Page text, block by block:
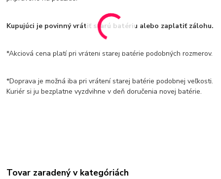
Kupujúci je povinný vrátiť starú batériu alebo zaplatiť zálohu.
*Akciová cena platí pri vrátení starej batérie podobných rozmerov.
*Doprava je možná iba pri vrátení starej batérie podobnej veľkosti.
Kuriér si ju bezplatne vyzdvihne v deň doručenia novej batérie.
Tovar zaradený v kategóriách